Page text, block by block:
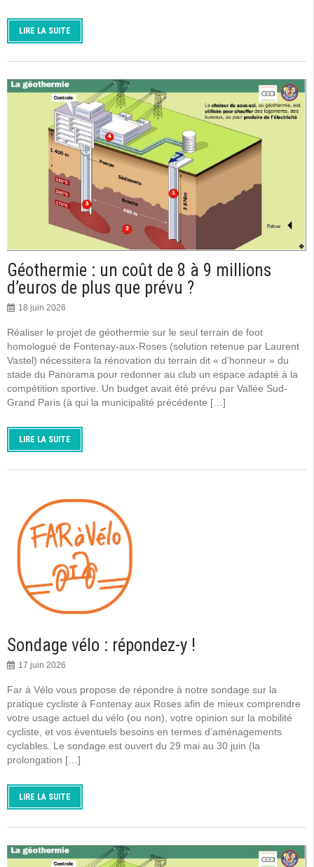
LIRE LA SUITE
Géothermie : un coût de 8 à 9 millions
d’euros de plus que prévu ?
18 juin 2026
Réaliser le projet de géothermie sur le seul terrain de foot
homologué de Fontenay-aux-Roses (solution retenue par Laurent
Vastel) nécessitera la rénovation du terrain dit « d’honneur » du
stade du Panorama pour redonner au club un espace adapté à la
compétition sportive. Un budget avait été prévu par Vallée Sud-
Grand Paris (à qui la municipalité précédente […]
LIRE LA SUITE
Sondage vélo : répondez-y !
17 juin 2026
Far à Vélo vous propose de répondre à notre sondage sur la
pratique cycliste à Fontenay aux Roses afin de mieux comprendre
votre usage actuel du vélo (ou non), votre opinion sur la mobilité
cycliste, et vos éventuels besoins en termes d’aménagements
cyclables. Le sondage est ouvert du 29 mai au 30 juin (la
prolongation […]
LIRE LA SUITE